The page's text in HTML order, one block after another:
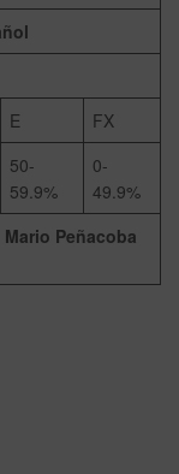
E FX
50-
59.9%
0-
49.9%
Peñacoba